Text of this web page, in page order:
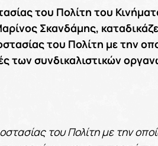
του Πολίτη του
Σκανδάμης,
του Πολίτη με την
των συνδικαλιστικών
του Πολίτη με την